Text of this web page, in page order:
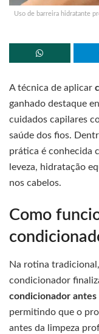
Uso de barreira hidratante
A técnica de aplicar
ganhado destaque
cuidados capilares
saúde dos fios.
prática é conhecida
leveza, hidratação
nos cabelos.
Como
Na rotina
condicionador
condicionador antes
permitindo que o
antes da limpeza